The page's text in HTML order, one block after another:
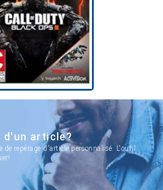
d'un article?
de repérage d'article personnalisé. L'outil